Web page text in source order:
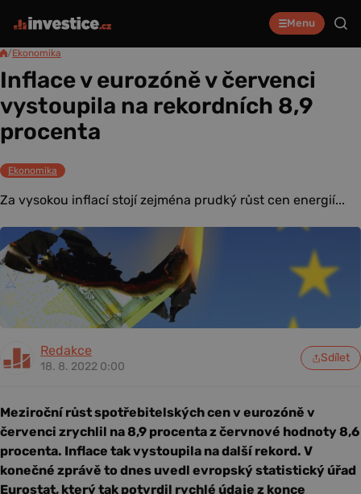
Menu
/Ekonomika
Inflace v eurozóně v červenci
vystoupila na rekordních 8,9
procenta
Ekonomika
Za vysokou inflací stojí zejména prudký růst cen energií...
Redakce
18. 8. 2022 0:00
Sdílet
Meziroční růst spotřebitelských cen v eurozóně v
červenci zrychlil na 8,9 procenta z červnové hodnoty 8,6
procenta. Inflace tak vystoupila na další rekord. V
konečné zprávě to dnes uvedl evropský statistický úřad
Eurostat, který tak potvrdil rychlé údaje z konce